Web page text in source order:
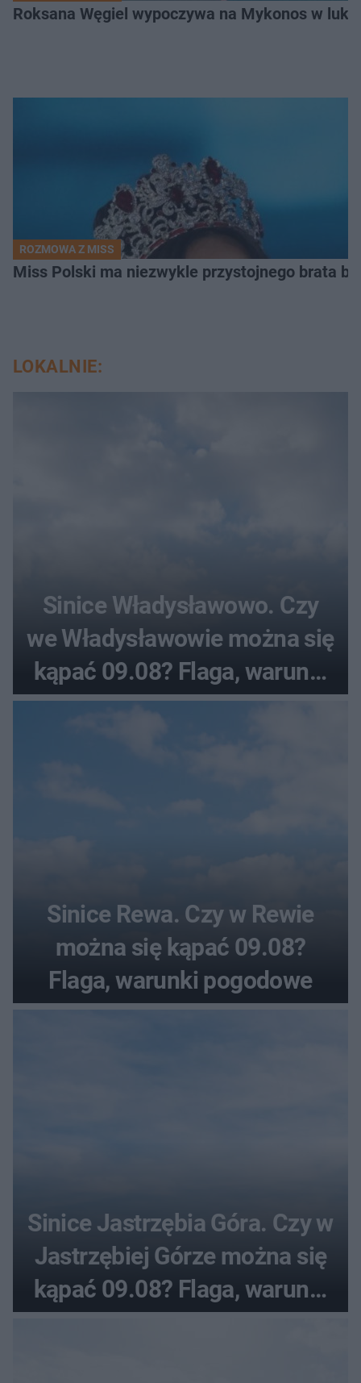
Roksana Węgiel wypoczywa na Mykonos w
ROZMOWA Z MISS
Miss Polski ma niezwykle przystojnego brata
LOKALNIE:
Sinice Władysławowo. Czy
we Władysławowie można się
kąpać 09.08? Flaga, warunki
pogodowe
Sinice Rewa. Czy w Rewie
można się kąpać 09.08?
Flaga, warunki pogodowe
Sinice Jastrzębia Góra. Czy w
Jastrzębiej Górze można się
kąpać 09.08? Flaga, warunki
pogodowe